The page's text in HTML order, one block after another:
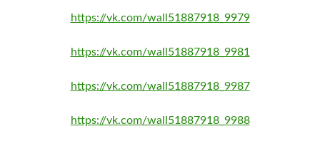
https://vk.com/wall51887918_9979
https://vk.com/wall51887918_9981
https://vk.com/wall51887918_9987
https://vk.com/wall51887918_9988